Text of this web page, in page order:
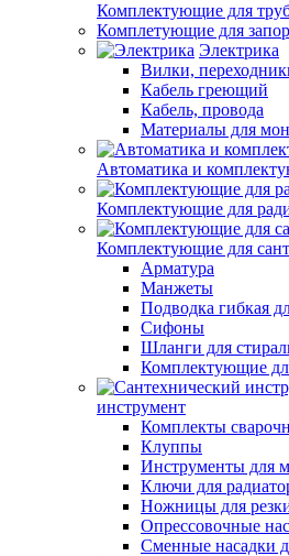
Комплектующие для
Комплетующие для
Электрика
Вилки,
Кабель греющий
Кабель, провода
Материалы для
Автоматика и
Комплектующие для
Комплектующие для
Арматура
Манжеты
Подводка гибкая
Сифоны
Шланги для
Комплектующие
инструмент
Комплекты
Клуппы
Инструменты для
Ключи для
Ножницы для
Опрессовочные
Сменные насадки